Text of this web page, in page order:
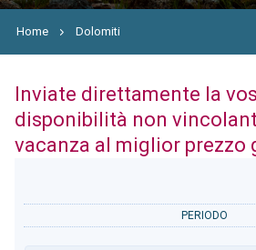
Home Dolomiti
Inviate direttamente la
disponibilità non
vacanza al miglior prezzo
PERIODO